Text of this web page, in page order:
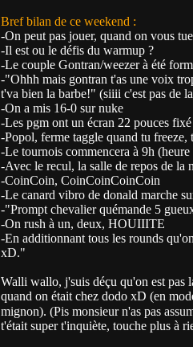
Bref bilan de ce weekend :
-On peut pas jouer, quand on vous
-Il est ou le défis du warmup ?
-Le couple Gontran/weezer à été
-"Ohhh mais gontran t'as une voix
t'va bien la barbe!" (siiii c'est pas de
-On a mis 16-0 sur nuke
-Les pgm ont un écran 22 pouces
-Popol, ferme taggle quand tu freeze,
-Le tournois commencera à 9h
-Avec le recul, la salle de repos de la
-CoinCoin, CoinCoinCoinCoin
-Le canard vibro de donald marche
-"Prompt chevalier quémande 5
-On rush à un, deux, HOUIIITE
-En additionnant tous les rounds
xD."
Walli wallo, j'suis déçu qu'on est pas
quand on était chez dodo xD (en
mignon). (Pis monsieur n'as pas
t'était super t'inquiète, touche plus à